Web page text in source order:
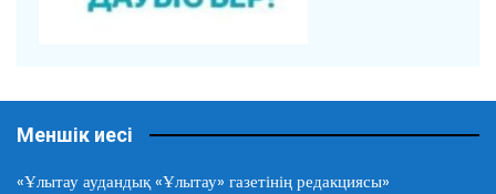
Меншік иесі
«Ұлытау аудандық «Ұлытау» газетінің редакциясы»